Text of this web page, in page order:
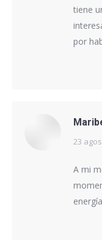
tiene
por
dice:
23
A mi